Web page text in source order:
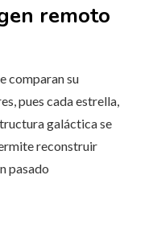
remoto
comparan su
pues cada estrella,
galáctica se
reconstruir
pasado